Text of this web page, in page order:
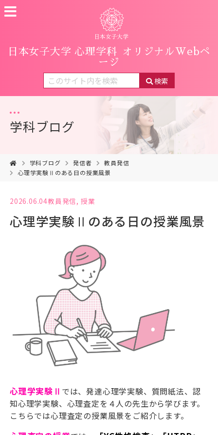
日本女子大学 心理学科
オリジナルWebペ
ージ
検索
学科ブログ
学科ブログ 発信者
教員発信
心理学実験Ⅱのある日の授業風景
2026.06.04教員発信, 授業
心理学実験Ⅱのある日の授業風景
心理学実験Ⅱ では、発達心理学実験、質問紙法、認
知心理学実験、心理査定を４人の先生から学びます。
こちらでは心理査定の授業風景をご紹介します。